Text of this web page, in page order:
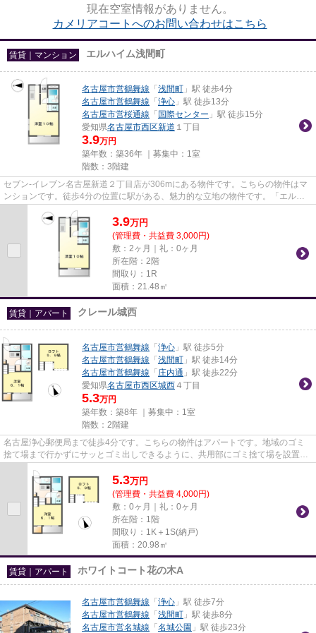
現在空室情報がありません。
カメリアコートへのお問い合わせはこちら
賃貸｜マンション エルハイム浅間町
名古屋市営鶴舞線 「 浅間町 」駅 徒歩4分
名古屋市営鶴舞線 「 浄心 」駅 徒歩13分
名古屋市営桜通線 「 国際センター 」駅 徒歩15分
愛知県名古屋市西区新道 １丁目
3.9万円
築年数：築36年 ｜募集中： 1室
階数：3階建
セブン-イレブン名古屋新道２丁目店が306mにある物件です。こちらの物件はマ
ンションです。徒歩4分の位置に駅がある、魅力的な立地の物件です。「エルハ
イム浅間町」の物件情報をお探...
3.9万円
(管理費・共益費 3,000円)
敷：2ヶ月｜礼：0ヶ月
所在階：2階
間取り：1R
面積：21.48㎡
賃貸｜アパート クレール城西
名古屋市営鶴舞線 「 浄心 」駅 徒歩5分
名古屋市営鶴舞線 「 浅間町 」駅 徒歩14分
名古屋市営鶴舞線 「 庄内通 」駅 徒歩22分
愛知県名古屋市西区城西 ４丁目
5.3万円
築年数：築8年 ｜募集中： 1室
階数：2階建
名古屋浄心郵便局まで徒歩4分です。こちらの物件はアパートです。地域のゴミ
捨て場まで行かずにサッとゴミ出しできるように、共用部にゴミ捨て場を設置し
5.3万円
(管理費・共益費 4,000円)
敷：0ヶ月｜礼：0ヶ月
所在階：1階
間取り：1K＋1S(納戸)
面積：20.98㎡
賃貸｜アパート ホワイトコート花の木A
名古屋市営鶴舞線 「 浄心 」駅 徒歩7分
名古屋市営鶴舞線 「 浅間町 」駅 徒歩8分
名古屋市営名城線 「 名城公園 」駅 徒歩23分